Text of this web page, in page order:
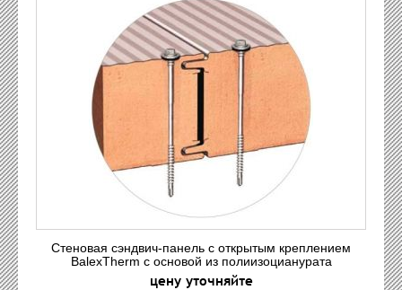
Стеновая сэндвич-панель с открытым креплением
BalexTherm с основой из полиизоцианурата
цену уточняйте